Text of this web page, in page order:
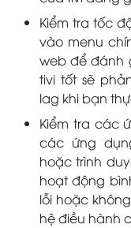
Kiểm tra tốc
vào menu
web để đánh
tivi tốt sẽ
lag khi bạn
Kiểm tra các
các ứng
hoặc trình
hoạt động
lỗi hoặc
hệ điều hành